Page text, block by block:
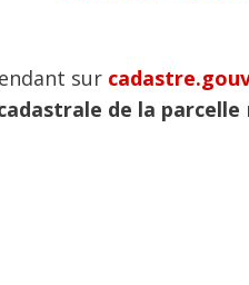
sur
de la parcelle